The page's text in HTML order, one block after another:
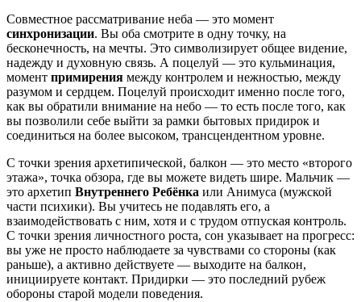
Совместное рассматривание неба — это момент
синхронизации. Вы оба смотрите в одну точку, на
бесконечность, на мечты. Это символизирует общее видение,
надежду и духовную связь. А поцелуй — это кульминация,
момент примирения между контролем и нежностью, между
разумом и сердцем. Поцелуй происходит именно после того,
как вы обратили внимание на небо — то есть после того, как
вы позволили себе выйти за рамки бытовых придирок и
соединиться на более высоком, трансцендентном уровне.
С точки зрения архетипической, балкон — это место «второго
этажа», точка обзора, где вы можете видеть шире. Мальчик —
это архетип Внутреннего Ребёнка или Анимуса (мужской
части психики). Вы учитесь не подавлять его, а
взаимодействовать с ним, хотя и с трудом отпуская контроль.
С точки зрения личностного роста, сон указывает на прогресс:
вы уже не просто наблюдаете за чувствами со стороны (как
раньше), а активно действуете — выходите на балкон,
инициируете контакт. Придирки — это последний рубеж
обороны старой модели поведения.